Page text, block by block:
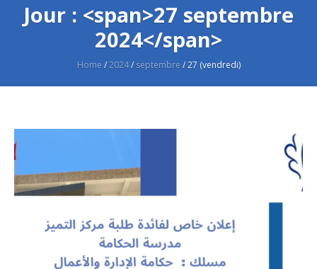
Jour : <span>27 septembre
2024</span>
Home /2024 / septembre /27 (vendredi)